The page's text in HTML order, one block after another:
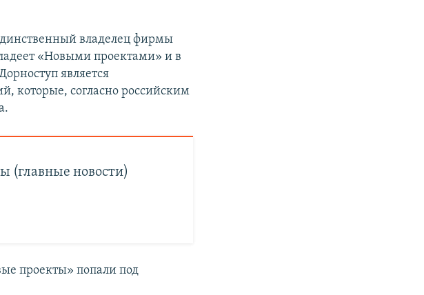
владелец фирмы
«Новыми проектами» и в
является
которые, согласно российским
(главные новости)
проекты» попали под